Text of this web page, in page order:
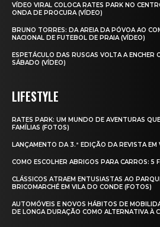
VÍDEO VIRAL COLOCA RATES PARK NO
ONDA DE PROCURA (VÍDEO)
BRUNO TORRES: DA AREIA DA PÓVOA AO
NACIONAL DE FUTEBOL DE PRAIA (VÍDEO)
ESPETÁCULO DAS RUSGAS VOLTA A ENCHER
SÁBADO (VÍDEO)
LIFESTYLE
RATES PARK: UM MUNDO DE AVENTURAS
FAMÍLIAS (FOTOS)
LANÇAMENTO DA 3.ª EDIÇÃO DA REVISTA EM
COMO ESCOLHER ABRIGOS PARA CARROS: 5
CLÁSSICOS ATRAEM ENTUSIASTAS AO
BRICOMARCHÉ EM VILA DO CONDE (FOTOS)
AUTOMÓVEIS E NOVOS HÁBITOS DE
DE LONGA DURAÇÃO COMO ALTERNATIVA À